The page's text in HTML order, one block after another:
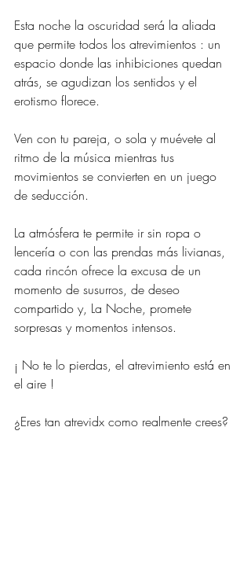
Esta noche la oscuridad será la aliada
que permite todos los atrevimientos : un
espacio donde las inhibiciones quedan
atrás, se agudizan los sentidos y el
erotismo florece.
Ven con tu pareja, o sola y muévete al
ritmo de la música mientras tus
movimientos se convierten en un juego
de seducción.
La atmósfera te permite ir sin ropa o
lencería o con las prendas más livianas,
cada rincón ofrece la excusa de un
momento de susurros, de deseo
compartido y, La Noche, promete
sorpresas y momentos intensos.
¡ No te lo pierdas, el atrevimiento está en
el aire !
¿Eres tan atrevidx como realmente crees?